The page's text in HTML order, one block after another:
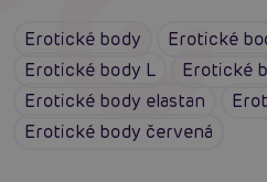
Erotické body Erotické
Erotické body L
Erotické
Erotické body elastan
Erotické body červená